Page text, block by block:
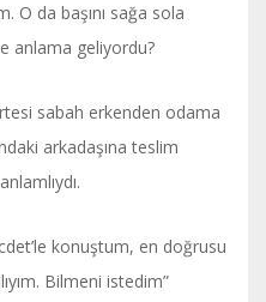
O da başını sağa sola
anlama geliyordu?
sabah erkenden odama
arkadaşına teslim
konuştum, en doğrusu
Bilmeni istedim”